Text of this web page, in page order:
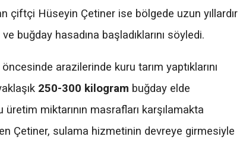
çiftçi Hüseyin Çetiner ise bölgede uzun yıllardır
buğday hasadına başladıklarını söyledi.
arazilerinde kuru tarım yaptıklarını
250-300 kilogram buğday elde
miktarının masrafları karşılamakta
Çetiner, sulama hizmetinin devreye girmesiyle